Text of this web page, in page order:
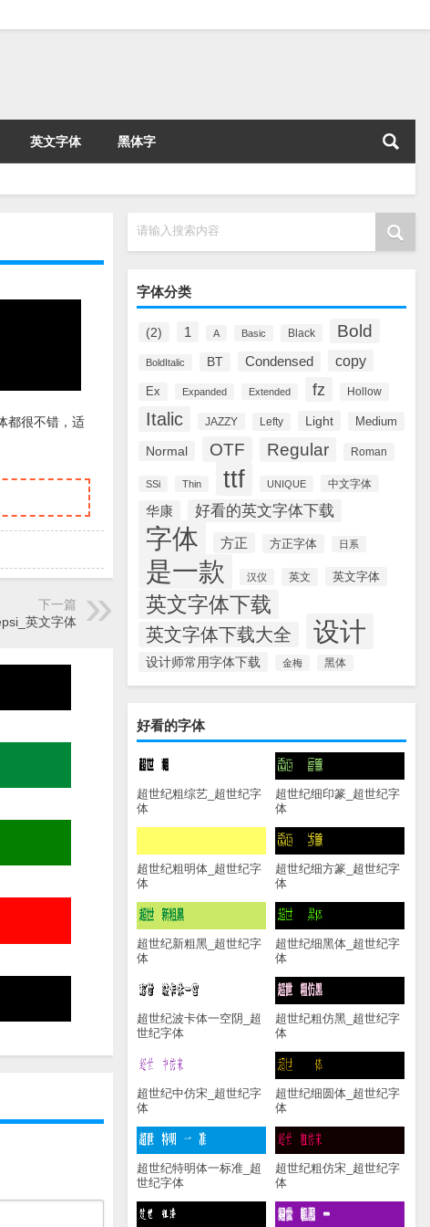
英文字体 黑体字
请输入搜索内容
字体分类
(2) 1 A Basic Black Bold
BoldItalic BT Condensed copy
Ex Expanded Extended fz Hollow
Italic JAZZY Lefty Light Medium
Normal OTF Regular Roman
SSi Thin ttf UNIQUE 中文字体
华康 好看的英文字体下载
字体 方正 方正字体 日系
是一款 汉仪 英文 英文字体
英文字体下载
英文字体下载大全 设计
设计师常用字体下载 金梅 黑体
好看的字体
超世纪粗综艺_超世纪字
体
超世纪细印篆_超世纪字
体
超世纪粗明体_超世纪字
体
超世纪细方篆_超世纪字
体
超世纪新粗黑_超世纪字
体
超世纪细黑体_超世纪字
体
超世纪波卡体一空阴_超
世纪字体
超世纪粗仿黑_超世纪字
体
超世纪中仿宋_超世纪字
体
超世纪细圆体_超世纪字
体
超世纪特明体一标准_超
世纪字体
超世纪粗仿宋_超世纪字
体
都很不错，适
下一篇
英文字体